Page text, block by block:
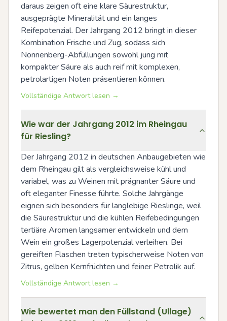
daraus zeigen oft eine klare Säurestruktur,
ausgeprägte Mineralität und ein langes
Reifepotenzial. Der Jahrgang 2012 bringt in dieser
Kombination Frische und Zug, sodass sich
Nonnenberg-Abfüllungen sowohl jung mit
kompakter Säure als auch reif mit komplexen,
petrolartigen Noten präsentieren können.
Vollständige Antwort lesen →
Wie war der Jahrgang 2012 im Rheingau
für Riesling?
Der Jahrgang 2012 in deutschen Anbaugebieten wie
dem Rheingau gilt als vergleichsweise kühl und
variabel, was zu Weinen mit prägnanter Säure und
oft eleganter Finesse führte. Solche Jahrgänge
eignen sich besonders für langlebige Rieslinge, weil
die Säurestruktur und die kühlen Reifebedingungen
tertiäre Aromen langsamer entwickeln und dem
Wein ein großes Lagerpotenzial verleihen. Bei
gereiften Flaschen treten typischerweise Noten von
Zitrus, gelben Kernfrüchten und feiner Petrolik auf.
Vollständige Antwort lesen →
Wie bewertet man den Füllstand (Ullage)